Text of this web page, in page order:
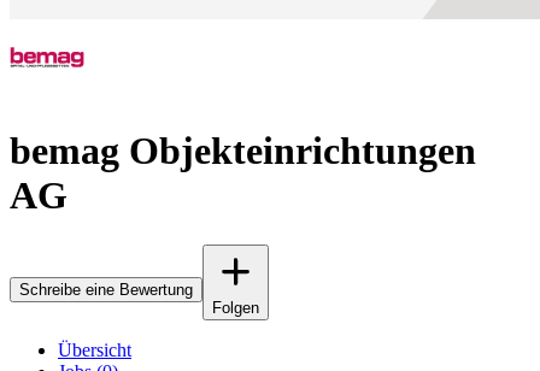
bemag Objekteinrichtungen
AG
Schreibe eine Bewertung
Folgen
Übersicht